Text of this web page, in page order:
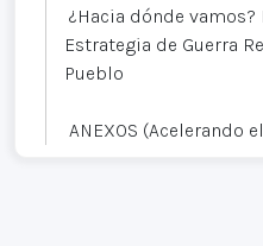
¿Hacia dónde
Estrategia de Guerra
Pueblo
ANEXOS (Acelerando